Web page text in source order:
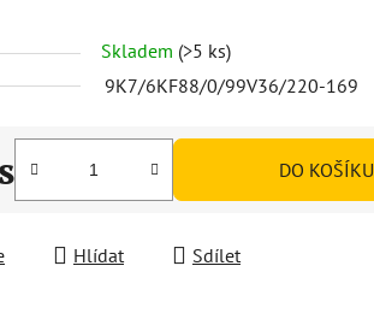
Skladem (>5 ks)
9K7/6KF88/0/99V36/220-169
DO KOŠÍKU
Hlídat Sdílet